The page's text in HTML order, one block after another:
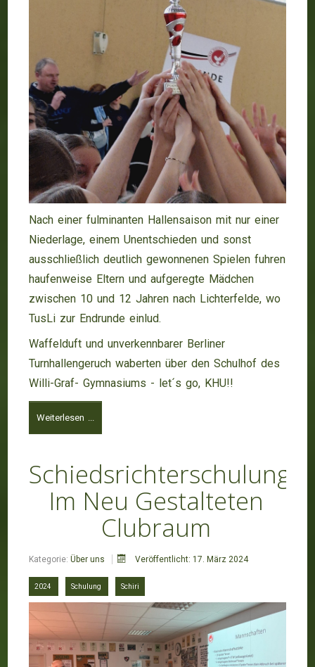
Nach einer fulminanten Hallensaison mit nur einer
Niederlage, einem Unentschieden und sonst
ausschließlich deutlich gewonnenen Spielen fuhren
haufenweise Eltern und aufgeregte Mädchen
zwischen 10 und 12 Jahren nach Lichterfelde, wo
TusLi zur Endrunde einlud.
Waffelduft und unverkennbarer Berliner
Turnhallengeruch waberten über den Schulhof des
Willi-Graf- Gymnasiums - let´s go, KHU!!
Weiterlesen ...
Schiedsrichterschulung
Im Neu Gestalteten
Clubraum
Kategorie:Über uns Veröffentlicht: 17. März 2024
2024 Schulung Schiri